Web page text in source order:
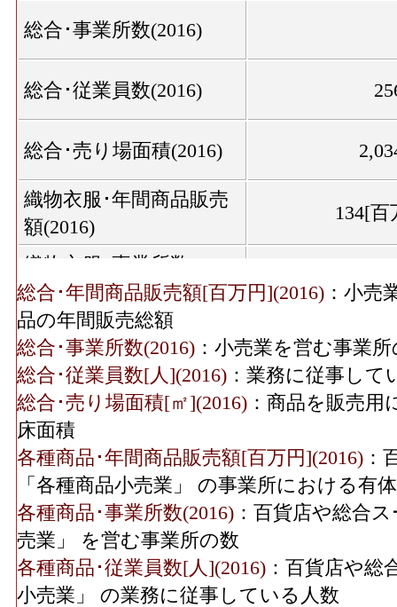
総合･事業所数(2016)
総合･従業員数(2016)
総合･売り場面積(2016)
織物衣服･年間商品販売
額(2016)
134[百
織物衣服･事業所数
(2016)
織物衣服･従業員数
(2016)
織物衣服･売り場面積
(2016)
飲食料･年間商品販売額
(2016)
1,800[百
飲食料･事業所数(2016)
飲食料･従業員数(2016)
総合･年間商品販売額[百万円](2016) ：小売
品の年間販売総額
総合･事業所数(2016) ：小売業を営む事業
総合･従業員数[人](2016) ：業務に従事して
総合･売り場面積[㎡](2016) ：商品を販売
床面積
各種商品･年間商品販売額[百万円](2016) ：
「各種商品小売業」 の事業所における有
各種商品･事業所数(2016) ：百貨店や総合
売業」 を営む事業所の数
各種商品･従業員数[人](2016) ：百貨店や総
小売業」 の業務に従事している人数